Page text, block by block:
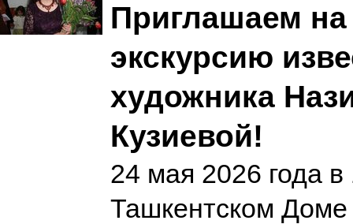
Приглашаем
экскурсию
художника
Кузиевой!
24 мая 2026 года в
Ташкентском